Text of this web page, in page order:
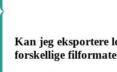
Kan jeg eksportere
forskellige